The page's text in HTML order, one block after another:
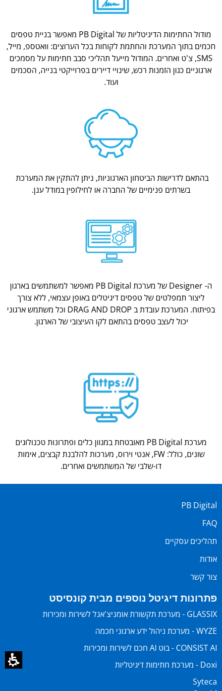
מודול החתימות הדיגיטליות של PB Digital מאפשר בניית טפסים
חכמים בתוך המערכת והחתמת לקוחות בכל הערוצים: וואטספ, מייל,
SMS, צ'ט ואחרים. המודול מייעל תהליכי סבב חתימות על מסמכים
ארגוניים כגון הזמנות רכש, שינויי דיירים בפרוייקטי בנייה, הסכמים
ועוד.
בהתאם לדרישות הביטחון הארגוניות, ניתן להתקין את המערכת
בשרתים פנימיים של החברה או לחילופין במודל ענן.
ה- Designer של מערכת PB Digital מאפשר למשתמשים בארגון
ליצור תמפלטים של טפסים דיגיטלים באופן עצמאי, ללא צורך
בפיתוח. המערכת עובדת ב DRAG AND DROP וכל משתמש ארגוני
יכול לעצב טפסים בהתאם לקו העיצובי של הארגון.
מערכת PB Digital מאובטחת במגוון כלים ופתרונות טכנולוגים
שונים, כולל: FW, אנטי וירוס, מערכות להלבנת קבצים, אימות
דו-שלבי של המשתמשים ואחרים.
PB Digital
FAQ
תהליכים עסקיים
אודות
צור קשר
פתרונות דיגיטל נוספים מבית קונסיסט
GLASSIX - מערכת תקשורת אומניצ'אנל לשירות ומכירות
WYZE - מערכת ניהול ידע ארגוני חכמה
CONSIST AI - בוט AI חכם לשירות ומכירות
Doxi - מערכת חתימות דיגיטליות
Syteca